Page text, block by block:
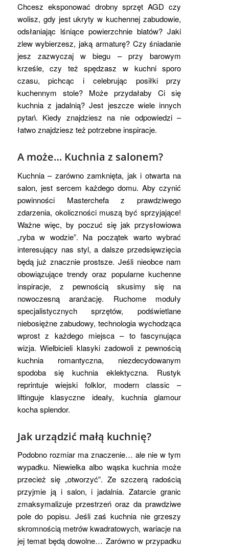
Chcesz eksponować drobny sprzęt AGD czy
wolisz, gdy jest ukryty w kuchennej zabudowie,
odsłaniając lśniące powierzchnie blatów? Jaki
zlew wybierzesz, jaką armaturę? Czy śniadanie
jesz zazwyczaj w biegu – przy barowym
krześle, czy też spędzasz w kuchni sporo
czasu, pichcąc i celebrując posiłki przy
kuchennym stole? Może przydałaby Ci się
kuchnia z jadalnią? Jest jeszcze wiele innych
pytań. Kiedy znajdziesz na nie odpowiedzi –
łatwo znajdziesz też potrzebne inspiracje.
A może… Kuchnia z salonem?
Kuchnia – zarówno zamknięta, jak i otwarta na
salon, jest sercem każdego domu. Aby czynić
powinności Masterchefa z prawdziwego
zdarzenia, okoliczności muszą być sprzyjające!
Ważne więc, by poczuć się jak przysłowiowa
„ryba w wodzie”. Na początek warto wybrać
interesujący nas styl, a dalsze przedsięwzięcia
będą już znacznie prostsze. Jeśli nieobce nam
obowiązujące trendy oraz popularne kuchenne
inspiracje, z pewnością skusimy się na
nowoczesną aranżację. Ruchome moduły
specjalistycznych sprzętów, podświetlane
niebosiężne zabudowy, technologia wychodząca
wprost z każdego miejsca – to fascynująca
wizja. Wielbicieli klasyki zadowoli z pewnością
kuchnia romantyczna, niezdecydowanym
spodoba się kuchnia eklektyczna. Rustyk
reprintuje wiejski folklor, modern classic –
liftinguje klasyczne ideały, kuchnia glamour
kocha splendor.
Jak urządzić małą kuchnię?
Podobno rozmiar ma znaczenie… ale nie w tym
wypadku. Niewielka albo wąska kuchnia może
przecież się „otworzyć”. Ze szczerą radością
przyjmie ją i salon, i jadalnia. Zatarcie granic
zmaksymalizuje przestrzeń oraz da prawdziwe
pole do popisu. Jeśli zaś kuchnia nie grzeszy
skromnością metrów kwadratowych, wariacje na
jej temat będą dowolne… Zarówno w przypadku